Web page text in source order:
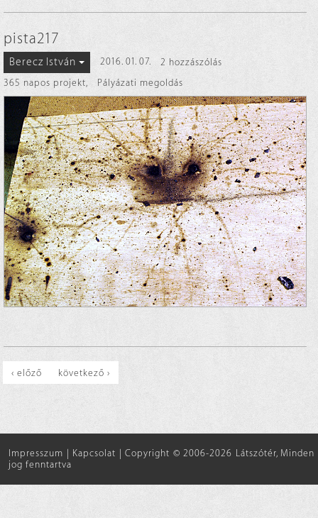
pista217
Berecz István 2016. 01. 07.
2 hozzászólás
365 napos projekt, Pályázati megoldás
‹ előző következő ›
Impresszum Kapcsolat
Copyright © 2006-2026 Látszótér, Minden
jog fenntartva